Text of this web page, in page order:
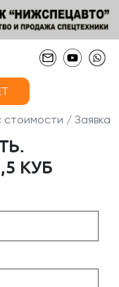
стоимости / Заявка
КУБ